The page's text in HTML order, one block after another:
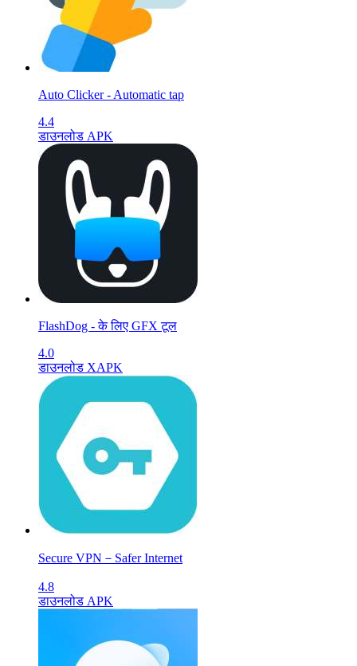
Auto Clicker - Automatic tap
4.4
डाउनलोड APK
FlashDog - के लिए GFX टूल
4.0
डाउनलोड XAPK
Secure VPN－Safer Internet
4.8
डाउनलोड APK